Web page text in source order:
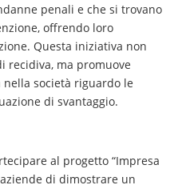
penali e che si trovano
offrendo loro
Questa iniziativa non
recidiva, ma promuove
società riguardo le
di svantaggio.
al progetto “Impresa
di dimostrare un